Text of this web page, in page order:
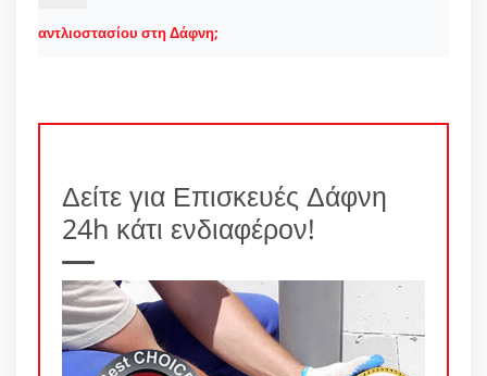
αντλιοστασίου στη Δάφνη;
Δείτε για Επισκευές Δάφνη
24h κάτι ενδιαφέρον!